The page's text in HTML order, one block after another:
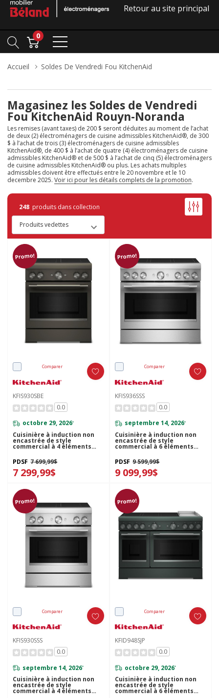
Retour au site principal
0
Accueil Soldes De Vendredi Fou KitchenAid
Magasinez les Soldes de Vendredi
Fou KitchenAid Rouyn-Noranda
Les remises (avant taxes) de 200 $ seront déduites au moment de l’achat
de deux (2) électroménagers de cuisine admissibles KitchenAid®, de 300
$ à l’achat de trois (3) électroménagers de cuisine admissibles
KitchenAid®, de 400 $ à l’achat de quatre (4) électroménagers de cuisine
admissibles KitchenAid® et de 500 $ à l’achat de cinq (5) électroménagers
de cuisine admissibles KitchenAid® ou plus. Les achats multiples
admissibles doivent être effectués entre le 20 novembre et le 10
decembre 2025. Voir ici pour les détails complets de la promotion.
248 produits dans collection
Promo!
Comparer
KFIS930SBE
0.0
octobre 29, 2026*
Cuisinière à induction non
encastrée de style
commercial à 4 éléments
KitchenAid® de 30 po
KFIS930SBE
PDSF 7 699,99$
7 299,99$
Promo!
Comparer
KFIS936SSS
0.0
septembre 14, 2026*
Cuisinière à induction non
encastrée de style
commercial à 6 éléments
KitchenAid® de 36 po
KFIS936SSS
PDSF 9 599,99$
9 099,99$
Promo!
Comparer
KFIS930SSS
0.0
septembre 14, 2026*
Cuisinière à induction non
encastrée de style
commercial à 4 éléments
Promo!
Comparer
KFID948SJP
0.0
octobre 29, 2026*
Cuisinière à induction non
encastrée de style
commercial à 6 éléments